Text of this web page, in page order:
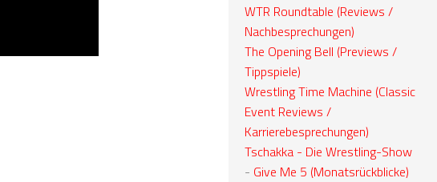
WTR Roundtable (Reviews /
Nachbesprechungen)
The Opening Bell (Previews /
Tippspiele)
Wrestling Time Machine (Classic
Event Reviews /
Karrierebesprechungen)
Tschakka - Die Wrestling-Show
- Give Me 5 (Monatsrückblicke)